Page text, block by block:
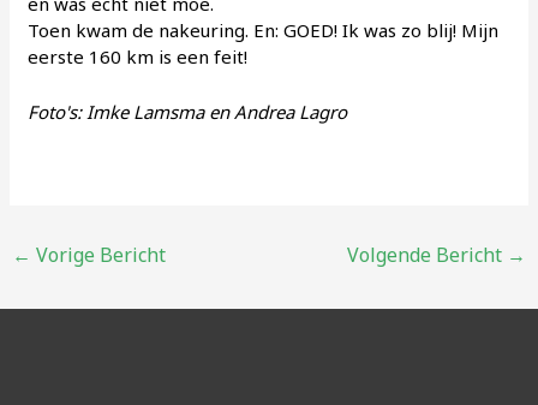
Toen kwam de nakeuring. En: GOED! Ik was zo blij! Mijn
eerste 160 km is een feit!
Foto's: Imke Lamsma en Andrea Lagro
Bericht
navigatie
← Vorige Bericht Volgende Bericht →